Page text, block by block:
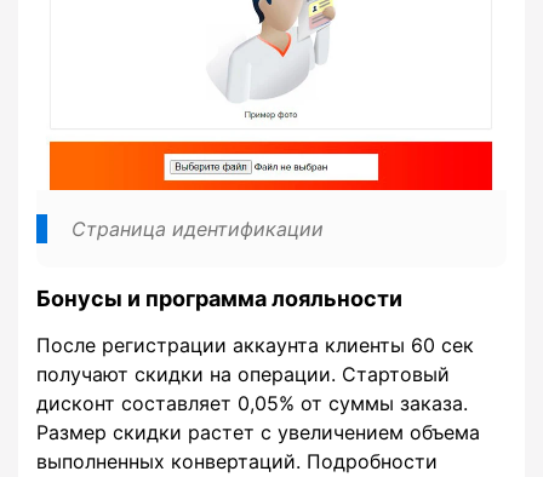
Страница идентификации
Бонусы и программа лояльности
После регистрации аккаунта клиенты 60 сек
получают скидки на операции. Стартовый
дисконт составляет 0,05% от суммы заказа.
Размер скидки растет с увеличением объема
выполненных конвертаций. Подробности